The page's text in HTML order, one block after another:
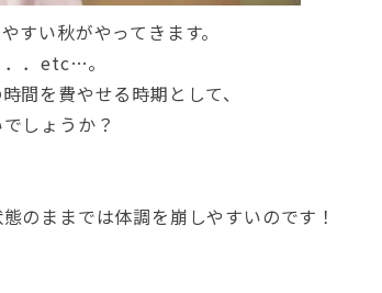
すい秋がやってきます。
．etc…。
間を費やせる時期として、
しょうか？
のままでは体調を崩しやすいのです！